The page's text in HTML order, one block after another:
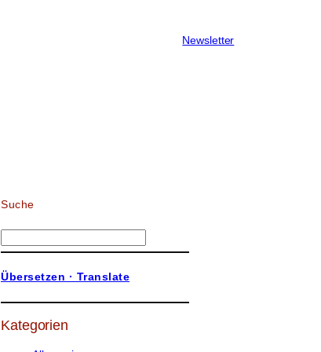
Newsletter
Suche
u
h
Übersetzen · Translate
Kategorien